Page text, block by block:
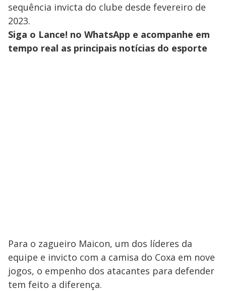
sequência invicta do clube desde fevereiro de
2023.
Siga o Lance! no WhatsApp e acompanhe em
tempo real as principais notícias do esporte
Para o zagueiro Maicon, um dos líderes da
equipe e invicto com a camisa do Coxa em nove
jogos, o empenho dos atacantes para defender
tem feito a diferença.